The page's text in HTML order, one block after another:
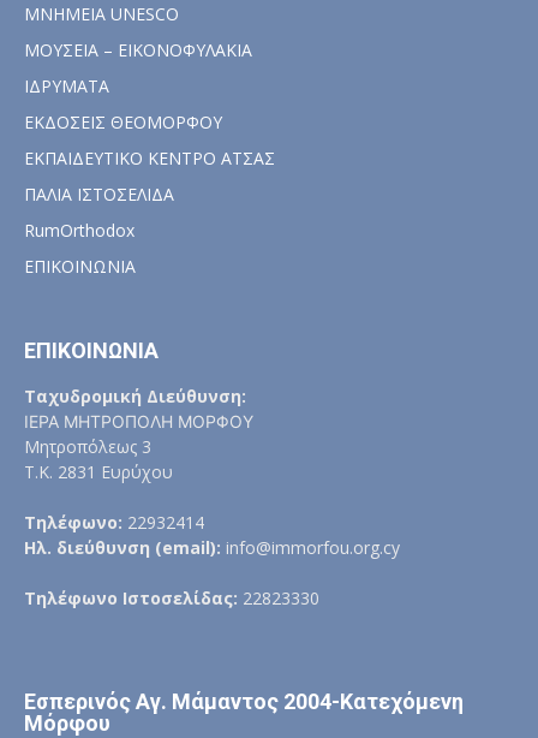
ΜΝΗΜΕΙΑ UNESCO
ΜΟΥΣΕΙΑ – ΕΙΚΟΝΟΦΥΛΑΚΙΑ
ΙΔΡΥΜΑΤΑ
ΕΚΔΟΣΕΙΣ ΘΕΟΜΟΡΦΟΥ
ΕΚΠΑΙΔΕΥΤΙΚΟ ΚΕΝΤΡΟ ΑΤΣΑΣ
ΠΑΛΙΑ ΙΣΤΟΣΕΛΙΔΑ
RumOrthodox
ΕΠΙΚΟΙΝΩΝΙΑ
ΕΠΙΚΟΙΝΩΝΙΑ
Ταχυδρομική Διεύθυνση:
ΙΕΡΑ ΜΗΤΡΟΠΟΛΗ ΜΟΡΦΟΥ
Μητροπόλεως 3
Τ.Κ. 2831 Ευρύχου
Τηλέφωνο: 22932414
Ηλ. διεύθυνση (email): info@immorfou.org.cy
Τηλέφωνο Ιστοσελίδας: 22823330
Εσπερινός Αγ. Μάμαντος 2004-Κατεχόμενη
Μόρφου